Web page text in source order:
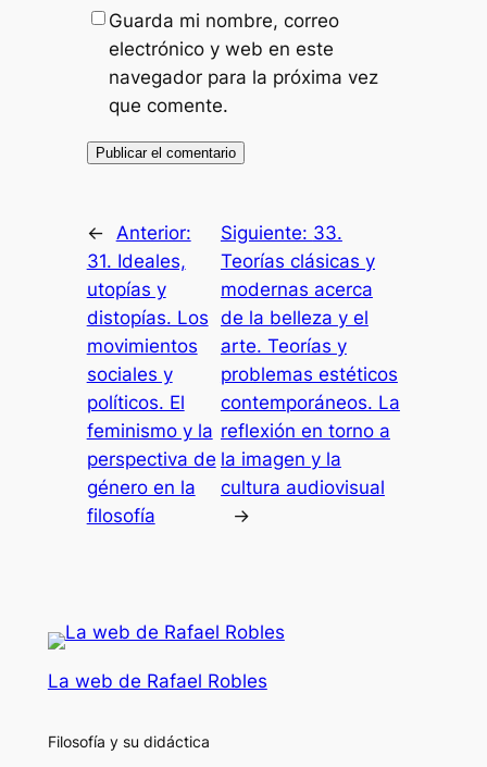
Guarda mi nombre, correo
electrónico y web en este
navegador para la próxima vez
que comente.
←
Anterior:
31. Ideales,
utopías y
distopías. Los
movimientos
sociales y
políticos. El
feminismo y la
perspectiva de
género en la
filosofía
Siguiente: 33.
Teorías clásicas y
modernas acerca
de la belleza y el
arte. Teorías y
problemas estéticos
contemporáneos. La
reflexión en torno a
la imagen y la
cultura audiovisual
→
La web de Rafael Robles
Filosofía y su didáctica